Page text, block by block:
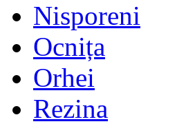
Nisporeni
Ocnița
Orhei
Rezina